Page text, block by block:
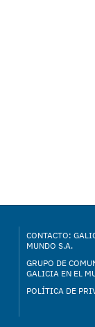
CONTACTO:
MUNDO S.A.
GRUPO DE
GALICIA EN EL
POLÍTICA DE